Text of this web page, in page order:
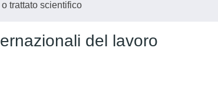
trattato scientifico
del lavoro